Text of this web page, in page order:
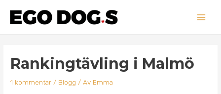
innehåll
Rankingtävling i Malmö
1 kommentar / Blogg / Av Emma